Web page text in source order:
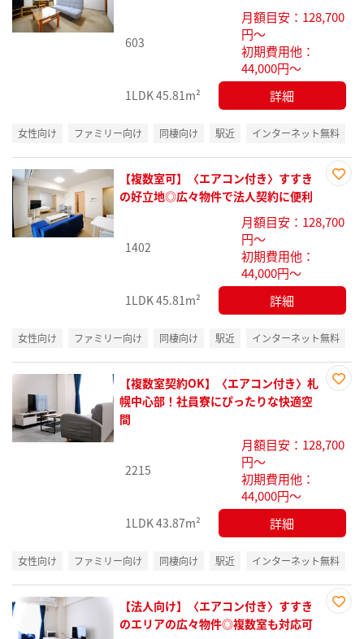
り登
603
月額目安：128,700
円～
初期費用他：
44,000円～
1LDK45.81m² 詳細
女性向け ファミリー向け 同棲向け 駅近 インターネット無料
り登
【複数室可】〈エアコン付き〉すすき
の好立地◎広々物件で法人契約に便利
1402
月額目安：128,700
円～
初期費用他：
44,000円～
1LDK45.81m² 詳細
女性向け ファミリー向け 同棲向け 駅近 インターネット無料
録
【複数室契約OK】〈エアコン付き〉札
幌中心部！社員寮にぴったりな快適空
間
2215
月額目安：128,700
円～
初期費用他：
44,000円～
1LDK43.87m² 詳細
女性向け ファミリー向け 同棲向け 駅近 インターネット無料
【法人向け】〈エアコン付き〉すすき
のエリアの広々物件◎複数室も対応可